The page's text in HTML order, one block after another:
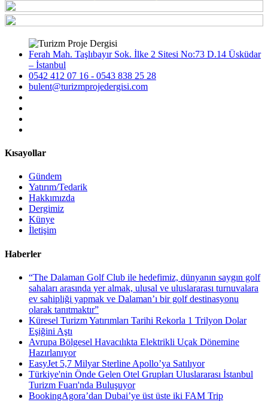
Ferah Mah. Taşlıbayır Sok. İlke 2 Sitesi No:73 D.14 Üsküdar
– İstanbul
0542 412 07 16 - 0543 838 25 28
bulent@turizmprojedergisi.com
Kısayollar
Gündem
Yatırım/Tedarik
Hakkımızda
Dergimiz
Künye
İletişim
Haberler
“The Dalaman Golf Club ile hedefimiz, dünyanın saygın golf
sahaları arasında yer almak, ulusal ve uluslararası turnuvalara
ev sahipliği yapmak ve Dalaman’ı bir golf destinasyonu
olarak tanıtmaktır”
Küresel Turizm Yatırımları Tarihi Rekorla 1 Trilyon Dolar
Eşiğini Aştı
Avrupa Bölgesel Havacılıkta Elektrikli Uçak Dönemine
Hazırlanıyor
EasyJet 5,7 Milyar Sterline Apollo’ya Satılıyor
Türkiye'nin Önde Gelen Otel Grupları Uluslararası İstanbul
Turizm Fuarı'nda Buluşuyor
BookingAgora’dan Dubai’ye üst üste iki FAM Trip